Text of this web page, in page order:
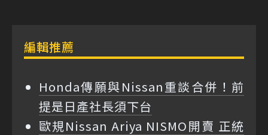
編輯推薦
Honda傳願與Nissan重談合併！前
提是日產社長須下台
歐規Nissan Ariya NISMO開賣 正統